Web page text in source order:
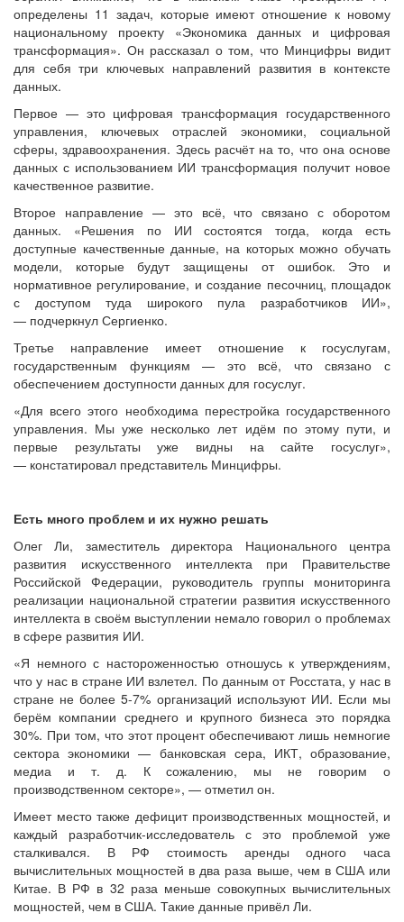
определены 11 задач, которые имеют отношение к новому
национальному проекту «Экономика данных и цифровая
трансформация». Он рассказал о том, что Минцифры видит
для себя три ключевых направлений развития в контексте
данных.
Первое — это цифровая трансформация государственного
управления, ключевых отраслей экономики, социальной
сферы, здравоохранения. Здесь расчёт на то, что она основе
данных с использованием ИИ трансформация получит новое
качественное развитие.
Второе направление — это всё, что связано с оборотом
данных. «Решения по ИИ состоятся тогда, когда есть
доступные качественные данные, на которых можно обучать
модели, которые будут защищены от ошибок. Это и
нормативное регулирование, и создание песочниц, площадок
с доступом туда широкого пула разработчиков ИИ»,
— подчеркнул Сергиенко.
Третье направление имеет отношение к госуслугам,
государственным функциям — это всё, что связано с
обеспечением доступности данных для госуслуг.
«Для всего этого необходима перестройка государственного
управления. Мы уже несколько лет идём по этому пути, и
первые результаты уже видны на сайте госуслуг»,
— констатировал представитель Минцифры.
Есть много проблем и их нужно решать
Олег Ли, заместитель директора Национального центра
развития искусственного интеллекта при Правительстве
Российской Федерации, руководитель группы мониторинга
реализации национальной стратегии развития искусственного
интеллекта в своём выступлении немало говорил о проблемах
в сфере развития ИИ.
«Я немного с настороженностью отношусь к утверждениям,
что у нас в стране ИИ взлетел. По данным от Росстата, у нас в
стране не более 5-7% организаций используют ИИ. Если мы
берём компании среднего и крупного бизнеса это порядка
30%. При том, что этот процент обеспечивают лишь немногие
сектора экономики — банковская сера, ИКТ, образование,
медиа и т. д. К сожалению, мы не говорим о
производственном секторе», — отметил он.
Имеет место также дефицит производственных мощностей, и
каждый разработчик-исследователь с это проблемой уже
сталкивался. В РФ стоимость аренды одного часа
вычислительных мощностей в два раза выше, чем в США или
Китае. В РФ в 32 раза меньше совокупных вычислительных
мощностей, чем в США. Такие данные привёл Ли.